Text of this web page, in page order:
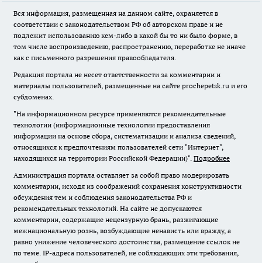
Вся информация, размещенная на данном сайте, охраняется в
соответствии с законодательством РФ об авторском праве и не
подлежит использованию кем-либо в какой бы то ни было форме, в
том числе воспроизведению, распространению, переработке не иначе
как с письменного разрешения правообладателя.
Редакция портала не несет ответственности за комментарии и
материалы пользователей, размещенные на сайте prochepetsk.ru и его
субдоменах.
"На информационном ресурсе применяются рекомендательные
технологии (информационные технологии предоставления
информации на основе сбора, систематизации и анализа сведений,
относящихся к предпочтениям пользователей сети "Интернет",
находящихся на территории Российской Федерации)". Подробнее
Администрация портала оставляет за собой право модерировать
комментарии, исходя из соображений сохранения конструктивности
обсуждения тем и соблюдения законодательства РФ и
рекомендательных технологий. На сайте не допускаются
комментарии, содержащие нецензурную брань, разжигающие
межнациональную рознь, возбуждающие ненависть или вражду, а
равно унижение человеческого достоинства, размещение ссылок не
по теме. IP-адреса пользователей, не соблюдающих эти требования,